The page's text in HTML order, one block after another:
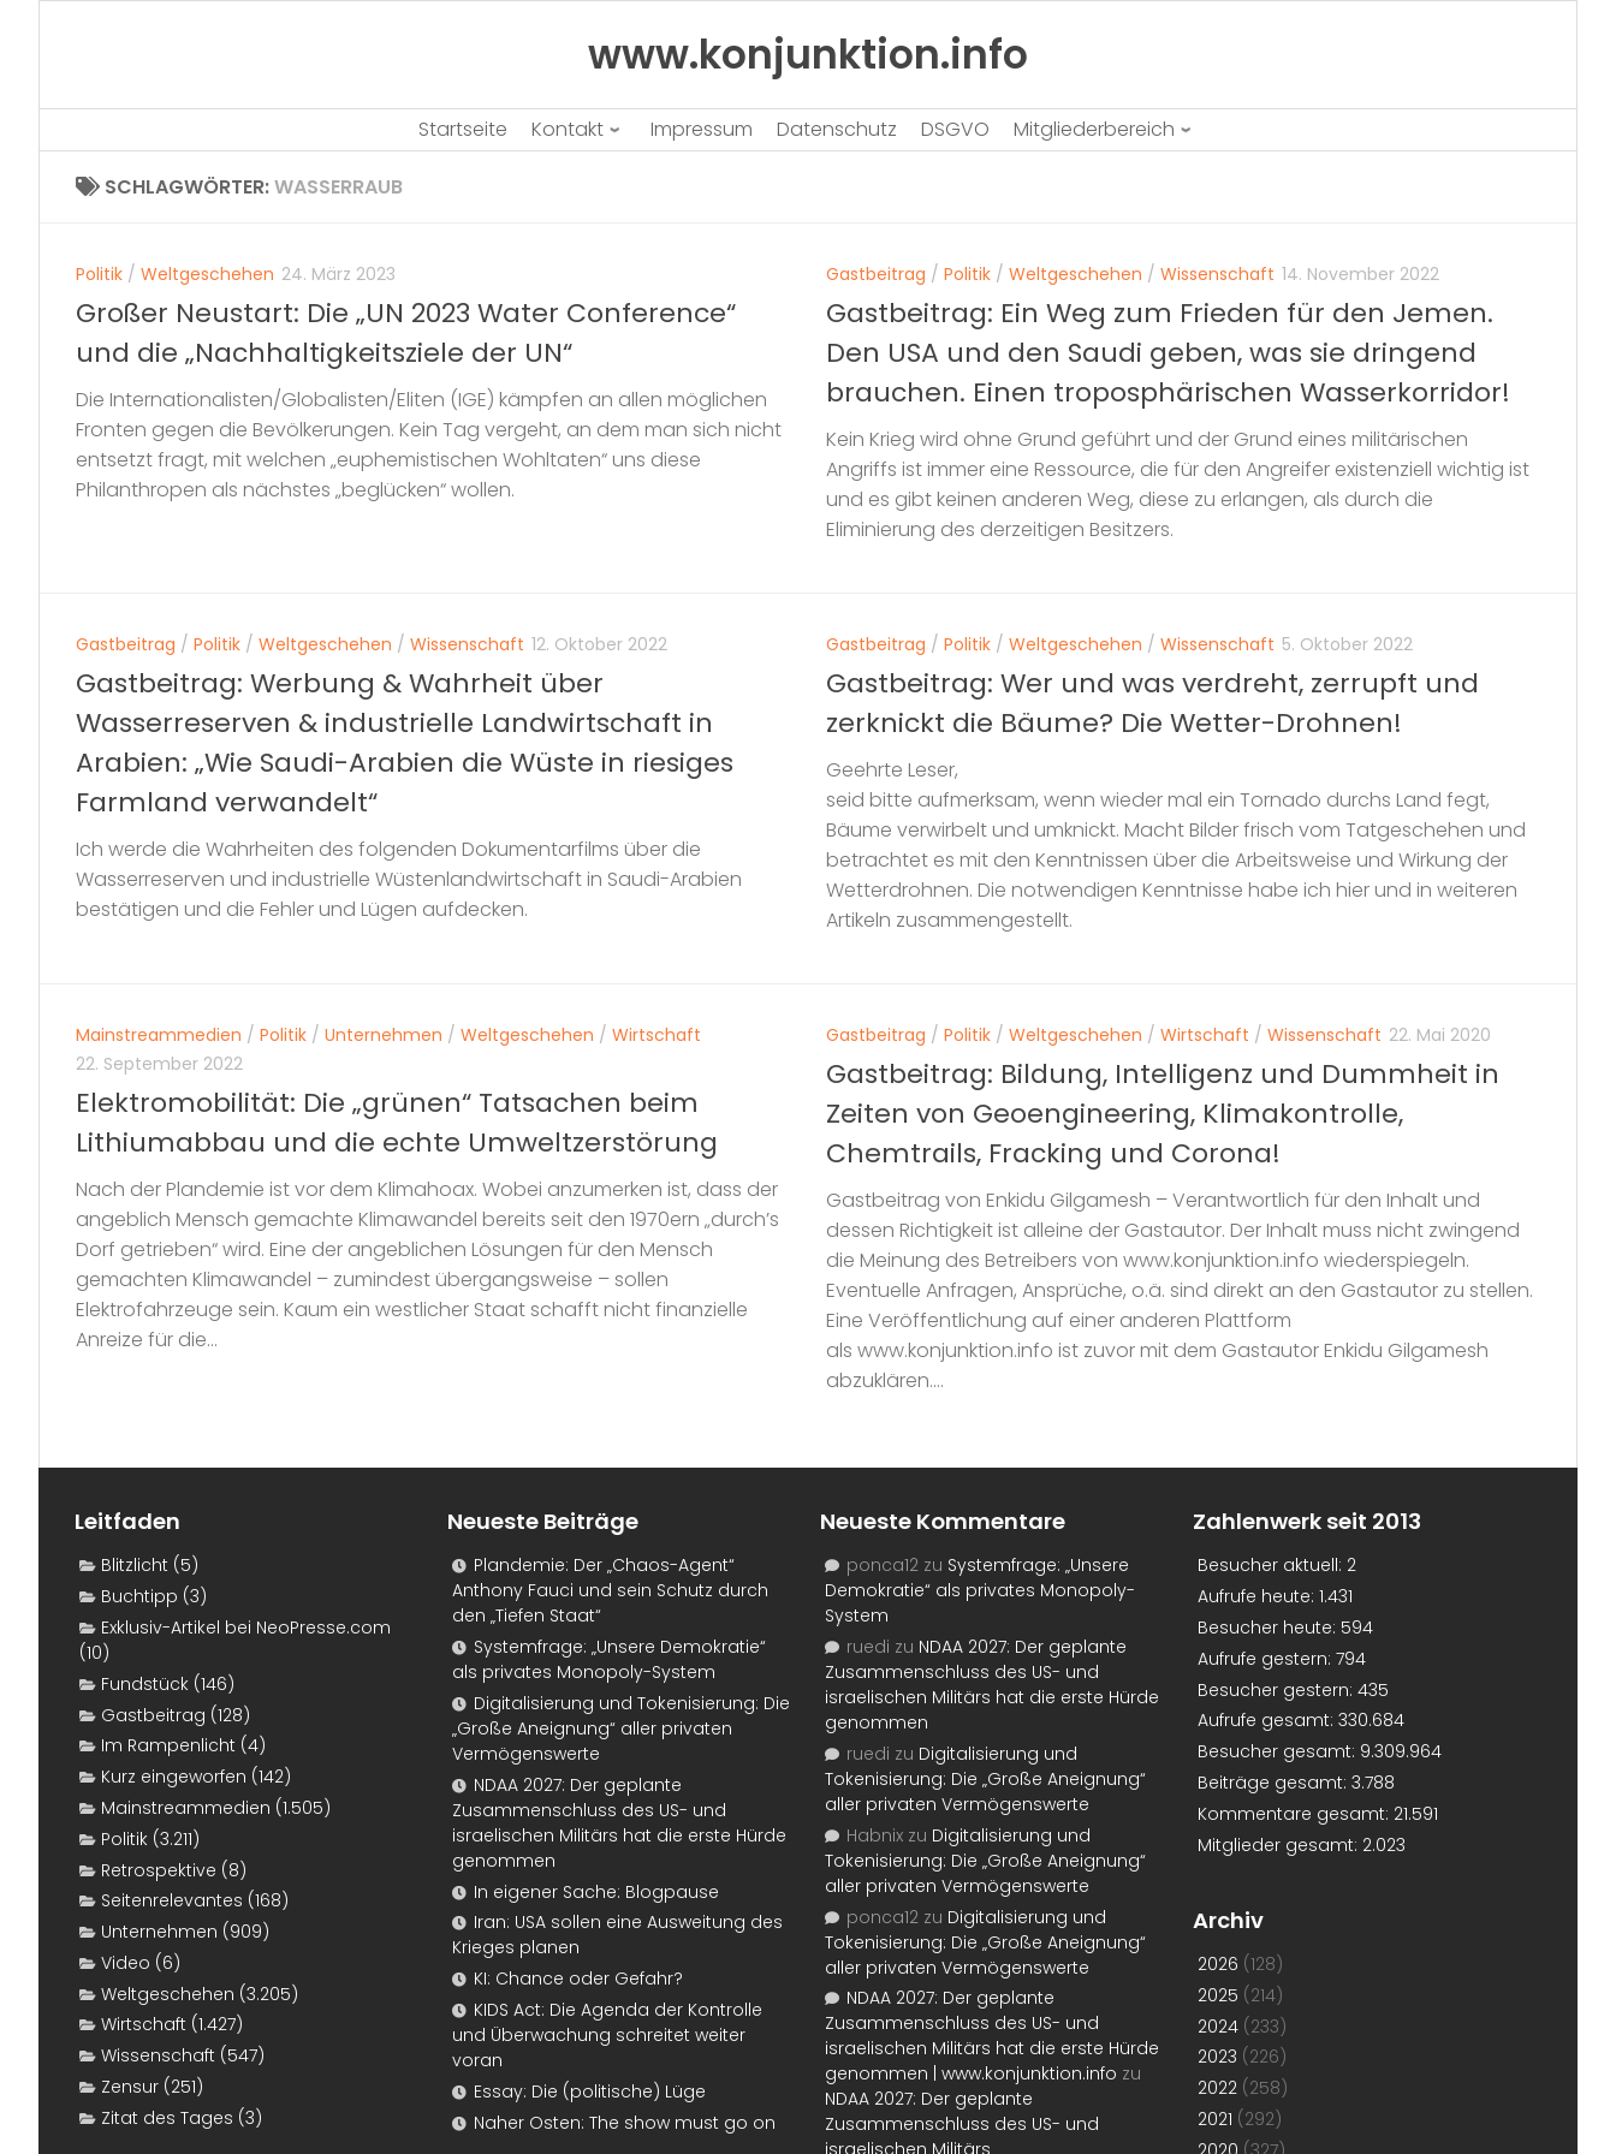
www.konjunktion.info
Startseite Kontakt Impressum Datenschutz DSGVO Mitgliederbereich
SCHLAGWÖRTER:WASSERRAUB
Politik / Weltgeschehen 24. März 2023
Großer Neustart: Die „UN 2023 Water Conference“
und die „Nachhaltigkeitsziele der UN“
Die Internationalisten/Globalisten/Eliten (IGE) kämpfen an allen möglichen
Fronten gegen die Bevölkerungen. Kein Tag vergeht, an dem man sich nicht
entsetzt fragt, mit welchen „euphemistischen Wohltaten“ uns diese
Philanthropen als nächstes „beglücken“ wollen.
Gastbeitrag / Politik / Weltgeschehen / Wissenschaft 14. November 2022
Gastbeitrag: Ein Weg zum Frieden für den Jemen.
Den USA und den Saudi geben, was sie dringend
brauchen. Einen troposphärischen Wasserkorridor!
Kein Krieg wird ohne Grund geführt und der Grund eines militärischen
Angriffs ist immer eine Ressource, die für den Angreifer existenziell wichtig ist
und es gibt keinen anderen Weg, diese zu erlangen, als durch die
Eliminierung des derzeitigen Besitzers.
Gastbeitrag / Politik / Weltgeschehen / Wissenschaft 12. Oktober 2022
Gastbeitrag: Werbung & Wahrheit über
Wasserreserven & industrielle Landwirtschaft in
Arabien: „Wie Saudi-Arabien die Wüste in riesiges
Farmland verwandelt“
Ich werde die Wahrheiten des folgenden Dokumentarfilms über die
Wasserreserven und industrielle Wüstenlandwirtschaft in Saudi-Arabien
bestätigen und die Fehler und Lügen aufdecken.
Gastbeitrag / Politik / Weltgeschehen / Wissenschaft 5. Oktober 2022
Gastbeitrag: Wer und was verdreht, zerrupft und
zerknickt die Bäume? Die Wetter-Drohnen!
Geehrte Leser,
seid bitte aufmerksam, wenn wieder mal ein Tornado durchs Land fegt,
Bäume verwirbelt und umknickt. Macht Bilder frisch vom Tatgeschehen und
betrachtet es mit den Kenntnissen über die Arbeitsweise und Wirkung der
Wetterdrohnen. Die notwendigen Kenntnisse habe ich hier und in weiteren
Artikeln zusammengestellt.
Mainstreammedien / Politik / Unternehmen / Weltgeschehen / Wirtschaft
22. September 2022
Elektromobilität: Die „grünen“ Tatsachen beim
Lithiumabbau und die echte Umweltzerstörung
Nach der Plandemie ist vor dem Klimahoax. Wobei anzumerken ist, dass der
angeblich Mensch gemachte Klimawandel bereits seit den 1970ern „durch’s
Dorf getrieben“ wird. Eine der angeblichen Lösungen für den Mensch
gemachten Klimawandel – zumindest übergangsweise – sollen
Elektrofahrzeuge sein. Kaum ein westlicher Staat schafft nicht finanzielle
Anreize für die...
Gastbeitrag / Politik / Weltgeschehen / Wirtschaft / Wissenschaft 22. Mai 2020
Gastbeitrag: Bildung, Intelligenz und Dummheit in
Zeiten von Geoengineering, Klimakontrolle,
Chemtrails, Fracking und Corona!
Gastbeitrag von Enkidu Gilgamesh – Verantwortlich für den Inhalt und
dessen Richtigkeit ist alleine der Gastautor. Der Inhalt muss nicht zwingend
die Meinung des Betreibers von www.konjunktion.info wiederspiegeln.
Eventuelle Anfragen, Ansprüche, o.ä. sind direkt an den Gastautor zu stellen.
Eine Veröffentlichung auf einer anderen Plattform
als www.konjunktion.info ist zuvor mit dem Gastautor Enkidu Gilgamesh
abzuklären....
Leitfaden
Blitzlicht (5)
Buchtipp (3)
Exklusiv-Artikel bei NeoPresse.com
(10)
Fundstück (146)
Gastbeitrag (128)
Im Rampenlicht (4)
Kurz eingeworfen (142)
Mainstreammedien (1.505)
Politik (3.211)
Retrospektive (8)
Seitenrelevantes (168)
Unternehmen (909)
Video (6)
Weltgeschehen (3.205)
Wirtschaft (1.427)
Wissenschaft (547)
Zensur (251)
Zitat des Tages (3)
Neueste Beiträge
Plandemie: Der „Chaos-Agent“
Anthony Fauci und sein Schutz durch
den „Tiefen Staat“
Systemfrage: „Unsere Demokratie“
als privates Monopoly-System
Digitalisierung und Tokenisierung: Die
„Große Aneignung“ aller privaten
Vermögenswerte
NDAA 2027: Der geplante
Zusammenschluss des US- und
israelischen Militärs hat die erste Hürde
genommen
In eigener Sache: Blogpause
Iran: USA sollen eine Ausweitung des
Krieges planen
KI: Chance oder Gefahr?
KIDS Act: Die Agenda der Kontrolle
und Überwachung schreitet weiter
voran
Essay: Die (politische) Lüge
Naher Osten: The show must go on
Neueste Kommentare
ponca12 zu Systemfrage: „Unsere
Demokratie“ als privates Monopoly-
System
ruedi zu NDAA 2027: Der geplante
Zusammenschluss des US- und
israelischen Militärs hat die erste Hürde
genommen
ruedi zu Digitalisierung und
Tokenisierung: Die „Große Aneignung“
aller privaten Vermögenswerte
Habnix zu Digitalisierung und
Tokenisierung: Die „Große Aneignung“
aller privaten Vermögenswerte
ponca12 zu Digitalisierung und
Tokenisierung: Die „Große Aneignung“
aller privaten Vermögenswerte
NDAA 2027: Der geplante
Zusammenschluss des US- und
israelischen Militärs hat die erste Hürde
genommen | www.konjunktion.info zu
NDAA 2027: Der geplante
Zusammenschluss des US- und
Zahlenwerk seit 2013
Besucher aktuell: 2
Aufrufe heute: 1.431
Besucher heute: 594
Aufrufe gestern: 794
Besucher gestern: 435
Aufrufe gesamt: 330.684
Besucher gesamt: 9.309.964
Beiträge gesamt: 3.788
Kommentare gesamt: 21.591
Mitglieder gesamt: 2.023
Archiv
2026 (128)
2025 (214)
2024 (233)
2023 (226)
2022 (258)
2021 (292)